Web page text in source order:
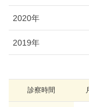
2020年
2019年
診察時間